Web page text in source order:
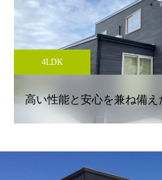
3LDK
圧倒的な建築美 家族を包み